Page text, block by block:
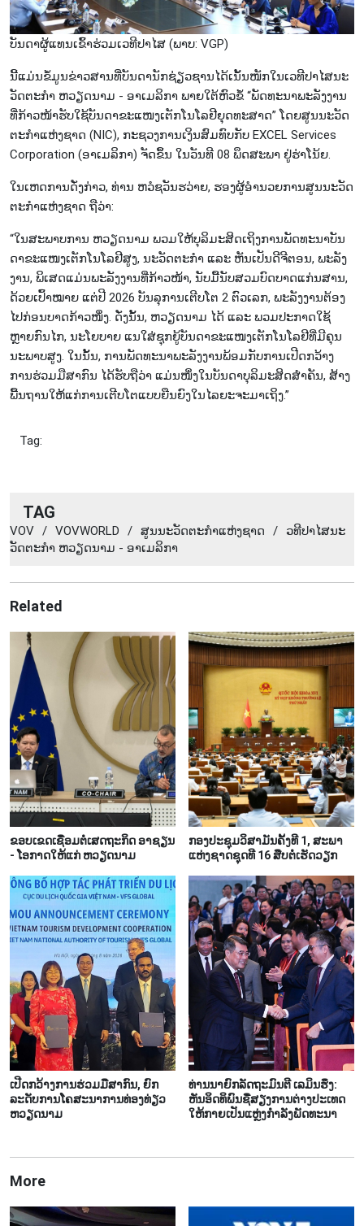
ບັນ​ດາ​ຜູ້​ແທນ​ເຂົ້າ​ຮ່ວມ​ເວ​ທີ​ປາ​ໄສ (ພາບ: VGP)
ນີ້​ແມ່ນ​ຂໍ້​ມູນ​ຂ່າວ​ສານ​ທີ່​ບັນ​ດາ​ນັກ​ຊ່ຽວ​ຊານ​ໄດ້​ເນັ້ນ​ໜັກ​ໃນ​ເວ​ທີ​ປາ​ໄສ​ນະ​
ວັດ​ຕະ​ກຳ​ ຫວຽດ​ນາມ - ອາ​ເມ​ລິ​ກາ ພາຍ​ໃຕ້​ຫົວ​ຂໍ້ “ພັດ​ທະ​ນາ​ພະ​ລັງ​ງານ​
ທີ່​ກ້າວ​ໜ້າ​ຮັບ​ໃຊ້​ບັນ​ດາ​ຂະ​ແໜງ​ເຕັກ​ໂນ​ໂລ​ຢີ​ຍຸດ​ທະ​ສາດ” ໂດຍ​ສູນ​ນະ​ວັດ​
ຕະ​ກຳ​ແຫ່ງ​ຊາດ (NIC), ກະ​ຊວງ​ການ​ເງິນ​ສົມ​ທົບ​ກັບ EXCEL Services
Corporation (ອາ​ເມ​ລິ​ກາ) ຈັດ​ຂຶ້ນ ໃນ​ວັນ​ທີ 08 ພຶດ​ສະ​ພາ ຢູ່​ຮ່າ​ໂນ້ຍ.
ໃນ​ເຫດ​ການ​ດັ່ງ​ກ່າວ, ທ່ານ ຫວໍ​ຊວັນ​ຮ​ວ່າຍ, ຮອງ​ຜູ້​ອຳ​ນວຍ​ການ​ສູນ​ນະ​ວັດ​
ຕະ​ກຳ​ແຫ່ງ​ຊາດ ຖື​ວ່າ:
“ໃນ​ສະ​ພາບ​ການ ຫວຽດ​ນາມ ພວມ​ໃຫ້​ບຸ​ລິ​ມະ​ສິດ​ເຖິງ​ການ​ພັດ​ທະ​ນາ​ບັນ​
ດາ​ຂະ​ແໜງ​ເຕັກ​ໂນ​ໂລ​ຢີ​ສູງ, ນະ​ວັດ​ຕະ​ກຳ ແລະ ຫັນ​ເປັນ​ດີ​ຈີ​ຕອນ, ພະ​ລັງ​
ງານ, ພິ​ເສດ​ແມ່ນ​ພະ​ລັງ​ງານ​ທີ່​ກ້າວ​ໜ້າ, ນັບ​ມື້​ນັບ​ສວມ​ບົດ​ບາດ​ແກ່ນ​ສານ,
ດ້ວຍ​ເປົ້າ​ໝາຍ ແຕ່​ປີ 2026 ບັນ​ລຸ​ການ​ເຕີບ​ໂຕ 2 ຕົວ​ເລກ, ພະ​ລັງ​ງານ​ຕ້ອງ​
ໄປ​ກ່ອນ​ບາດ​ກ້າວ​ໜຶ່ງ. ດັ່ງ​ນັ້ນ, ຫວຽດ​ນາມ ໄດ້ ແລະ ພວມ​ປະ​ກາດ​ໃຊ້
ຫຼາຍ​ກົນ​ໄກ, ນະ​ໂຍ​ບາຍ ແນ​ໃສ່​ຊຸກ​ຍູ້​ບັນ​ດາ​ຂະ​ແໜງ​ເຕັກ​ໂນ​ໂລ​ຢີ​ທີ່​ມີ​ຄຸນ​
ນະ​ພາບ​ສູງ. ໃນ​ນັ້ນ, ການ​ພັດ​ທະ​ນາ​ພະ​ລັງ​ງານ​ພ້ອມ​ກັບ​ການ​ເປີດກວ້າງ​
ການ​ຮ່ວມ​ມື​ສາ​ກົນ ໄດ້​ຮັບ​ຖື​ວ່າ ແມ່ນ​ໜຶ່ງ​ໃນ​ບັນ​ດາ​ບຸ​ລິ​ມະ​ສິດ​ສຳ​ຄັນ, ສ້າງ​
ພື້ນ​ຖານ​ໃຫ້​ແກ່​ການ​ເຕີບ​ໂຕ​ແບບ​ຍືນ​ຍົງ​ໃນ​ໄລ​ຍະ​ຈະ​ມາ​ເຖິງ.”
Tag:
TAG
VOV / VOVWORLD / ​ສູນ​ນະ​ວັດ​ຕະ​ກຳ​ແຫ່ງ​ຊາດ / ວ​ທີ​ປາ​ໄສ​ນະ​
ວັດ​ຕະ​ກຳ​ ຫວຽດ​ນາມ - ອາ​ເມ​ລິ​ກາ
Related
ຂອບເຂດເຊື່ອມຕໍ່ເສດຖະກິດ ອາຊຽນ
- ໂອກາດໃຫ້ແກ່ ຫວຽດນາມ
ກອງປະຊຸມວິສາມັນຄັ້ງທີ 1, ສະພາ
ແຫ່ງຊາດຊຸດທີ 16 ສືບຕໍ່ເຮັດວຽກ
ເປີດກວ້າງການຮ່ວມມືສາກົນ, ຍົກ
ລະດັບການໂຄສະນາການທ່ອງທ່ຽວ
ຫວຽດນາມ
ທ່ານນາຍົກລັດຖະມົນຕີ ເລມິນຮຶງ:
ຫັນອິດທິພົນຊື່ສຽງການຕ່າງປະເທດ
ໃຫ້ກາຍເປັນແຫຼ່ງກຳລັງພັດທະນາ
More